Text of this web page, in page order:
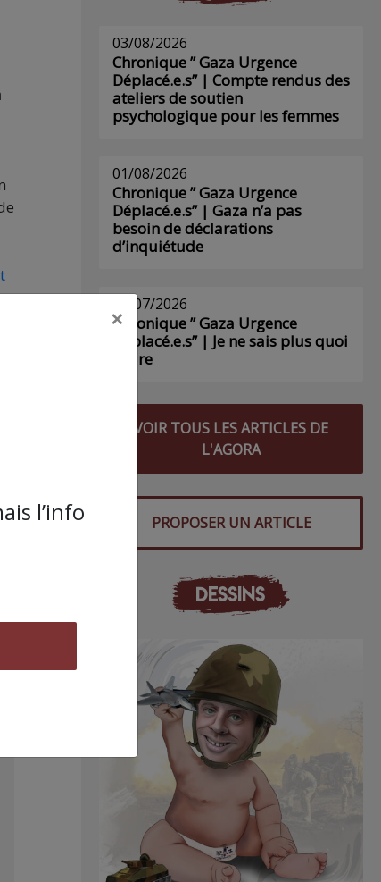
03/08/2026
Chronique ” Gaza Urgence
Déplacé.e.s” | Compte rendus des
ateliers de soutien
psychologique pour les femmes
01/08/2026
Chronique ” Gaza Urgence
Déplacé.e.s” | Gaza n’a pas
besoin de déclarations
d’inquiétude
29/07/2026
Chronique ” Gaza Urgence
Déplacé.e.s” | Je ne sais plus quoi
écrire
VOIR TOUS LES ARTICLES DE
L'AGORA
PROPOSER UN ARTICLE
DESSINS
×
l’info